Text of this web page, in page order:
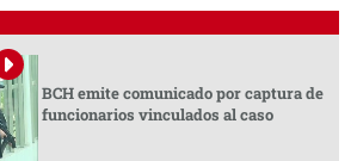
BCH emite comunicado por captura de
funcionarios vinculados al caso